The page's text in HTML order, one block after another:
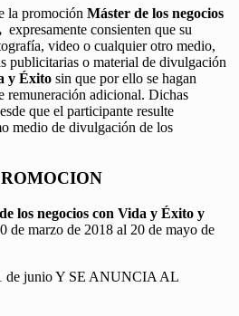
la promoción Máster de los negocios
expresamente consienten que su
video o cualquier otro medio,
publicitarias o material de divulgación
y Éxito sin que por ello se hagan
remuneración adicional. Dichas
que el participante resulte
medio de divulgación de los
los negocios con Vida y Éxito y
de marzo de 2018 al 20 de mayo de
de junio Y SE ANUNCIA AL